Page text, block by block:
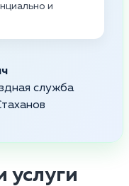
и
служба